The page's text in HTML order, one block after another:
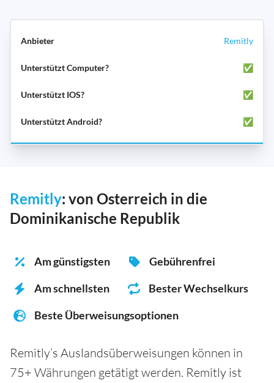
Remitly
✅
✅
✅
Remitly: von Osterreich in die
Dominikanische Republik
Am günstigsten
Gebührenfrei
Am schnellsten
Bester Wechselkurs
Beste Überweisungsoptionen
Remitly’s Auslandsüberweisungen können in
75+ Währungen getätigt werden. Remitly ist